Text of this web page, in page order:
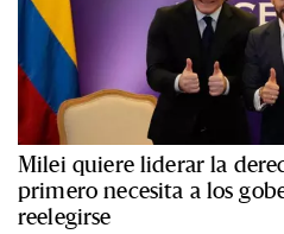
Milei quiere liderar la
primero necesita a los
reelegirse